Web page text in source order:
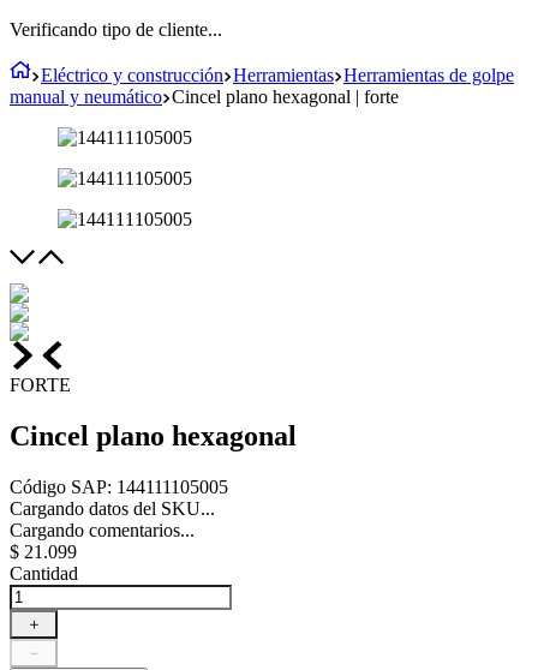
Verificando tipo de cliente...
Eléctrico y construcción Herramientas Herramientas de golpe
manual y neumático Cincel plano hexagonal | forte
FORTE
Cincel plano hexagonal
Código SAP: 144111105005
Cargando datos del SKU...
Cargando comentarios...
$ 21 .099
Cantidad
＋
－